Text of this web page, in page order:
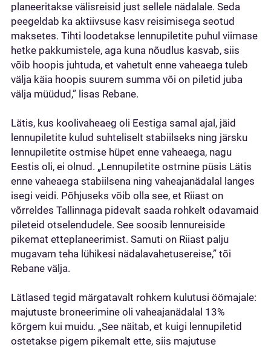
planeeritakse välisreisid just sellele nädalale. Seda
peegeldab ka aktiivsuse kasv reisimisega seotud
maksetes. Tihti loodetakse lennupiletite puhul viimase
hetke pakkumistele, aga kuna nõudlus kasvab, siis
võib hoopis juhtuda, et vahetult enne vaheaega tuleb
välja käia hoopis suurem summa või on piletid juba
välja müüdud,” lisas Rebane.
Lätis, kus koolivaheaeg oli Eestiga samal ajal, jäid
lennupiletite kulud suhteliselt stabiilseks ning järsku
lennupiletite ostmise hüpet enne vaheaega, nagu
Eestis oli, ei olnud. „Lennupiletite ostmine püsis Lätis
enne vaheaega stabiilsena ning vaheajanädalal langes
isegi veidi. Põhjuseks võib olla see, et Riiast on
võrreldes Tallinnaga pidevalt saada rohkelt odavamaid
pileteid otselendudele. See soosib lennureiside
pikemat etteplaneerimist. Samuti on Riiast palju
mugavam teha lühikesi nädalavahetusereise,” tõi
Rebane välja.
Lätlased tegid märgatavalt rohkem kulutusi öömajale:
majutuste broneerimine oli vaheajanädalal 13%
kõrgem kui muidu. „See näitab, et kuigi lennupiletid
ostetakse pigem pikemalt ette, siis majutuse